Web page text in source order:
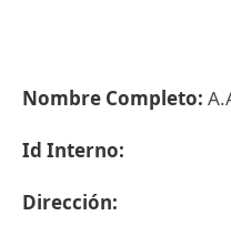
Nombre Completo:
Id Interno:
Dirección: